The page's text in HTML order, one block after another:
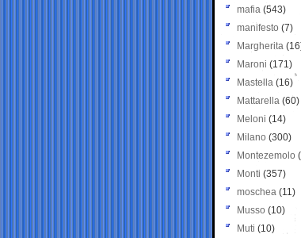
mafia (543)
manifesto (7)
Margherita
Maroni (171)
Mastella (16)
Mattarella (60)
Meloni (14)
Milano (300)
Montezemolo
Monti (357)
moschea (11)
Musso (10)
Muti (10)